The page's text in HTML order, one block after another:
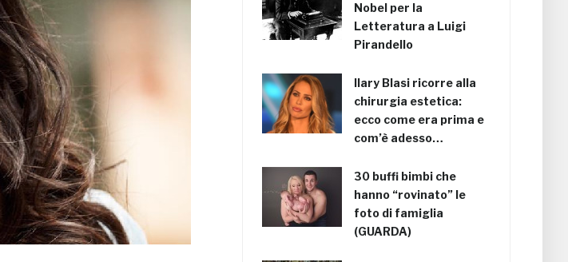
Nobel per la
Letteratura a Luigi
Pirandello
Ilary Blasi ricorre alla
chirurgia estetica:
ecco come era prima e
com’è adesso…
30 buffi bimbi che
hanno “rovinato” le
foto di famiglia
(GUARDA)